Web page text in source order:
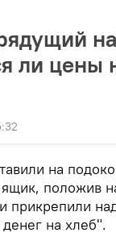
ли цены
на
положив
прикрепили
денег на хлеб".